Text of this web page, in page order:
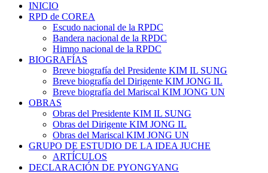
INICIO
RPD de COREA
Escudo nacional de la RPDC
Bandera nacional de la RPDC
Himno nacional de la RPDC
BIOGRAFÍAS
Breve biografía del Presidente KIM IL SUNG
Breve biografía del Dirigente KIM JONG IL
Breve biografía del Mariscal KIM JONG UN
OBRAS
Obras del Presidente KIM IL SUNG
Obras del Dirigente KIM JONG IL
Obras del Mariscal KIM JONG UN
GRUPO DE ESTUDIO DE LA IDEA JUCHE
ARTÍCULOS
DECLARACIÓN DE PYONGYANG